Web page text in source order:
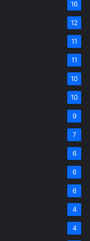
16
12
11
11
10
10
9
7
6
6
6
4
4